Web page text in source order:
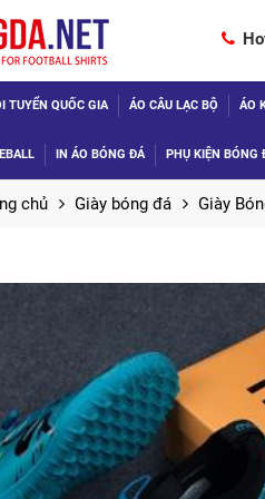
TUYỂN QUỐC GIA ÁO CÂU LẠC BỘ ÁO
IN ÁO BÓNG ĐÁ PHỤ KIỆN BÓNG
chủ Giày bóng đá Giày